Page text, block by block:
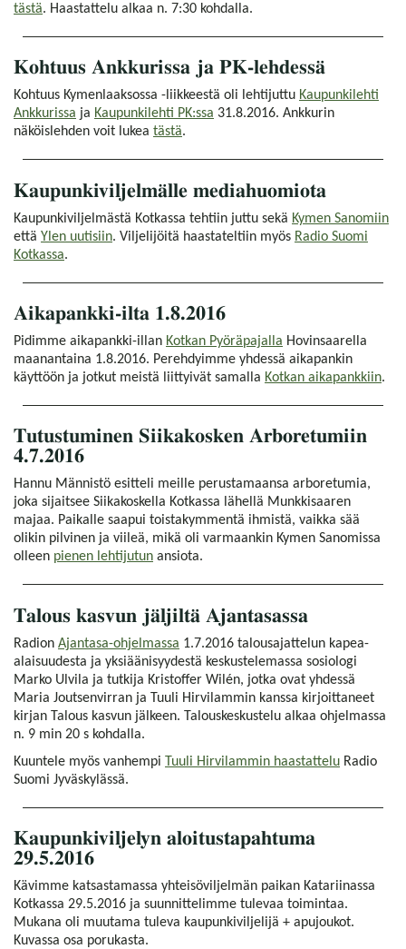
tästä. Haastattelu alkaa n. 7:30 kohdalla.
Kohtuus Ankkurissa ja PK-lehdessä
Kohtuus Kymenlaaksossa -liikkeestä oli lehtijuttu Kaupunkilehti
Ankkurissa ja Kaupunkilehti PK:ssa 31.8.2016. Ankkurin
näköislehden voit lukea tästä.
Kaupunkiviljelmälle mediahuomiota
Kaupunkiviljelmästä Kotkassa tehtiin juttu sekä Kymen Sanomiin
että Ylen uutisiin. Viljelijöitä haastateltiin myös Radio Suomi
Kotkassa.
Aikapankki-ilta 1.8.2016
Pidimme aikapankki-illan Kotkan Pyöräpajalla Hovinsaarella
maanantaina 1.8.2016. Perehdyimme yhdessä aikapankin
käyttöön ja jotkut meistä liittyivät samalla Kotkan aikapankkiin.
Tutustuminen Siikakosken Arboretumiin
4.7.2016
Hannu Männistö esitteli meille perustamaansa arboretumia,
joka sijaitsee Siikakoskella Kotkassa lähellä Munkkisaaren
majaa. Paikalle saapui toistakymmentä ihmistä, vaikka sää
olikin pilvinen ja viileä, mikä oli varmaankin Kymen Sanomissa
olleen pienen lehtijutun ansiota.
Talous kasvun jäljiltä Ajantasassa
Radion Ajantasa-ohjelmassa 1.7.2016 talousajattelun kapea-
alaisuudesta ja yksiäänisyydestä keskustelemassa sosiologi
Marko Ulvila ja tutkija Kristoffer Wilén, jotka ovat yhdessä
Maria Joutsenvirran ja Tuuli Hirvilammin kanssa kirjoittaneet
kirjan Talous kasvun jälkeen. Talouskeskustelu alkaa ohjelmassa
n. 9 min 20 s kohdalla.
Kuuntele myös vanhempi
Tuuli Hirvilammin haastattelu Radio
Suomi Jyväskylässä.
Kaupunkiviljelyn aloitustapahtuma
29.5.2016
Kävimme katsastamassa yhteisöviljelmän paikan Katariinassa
Kotkassa 29.5.2016 ja suunnittelimme tulevaa toimintaa.
Mukana oli muutama tuleva kaupunkiviljelijä + apujoukot.
Kuvassa osa porukasta.